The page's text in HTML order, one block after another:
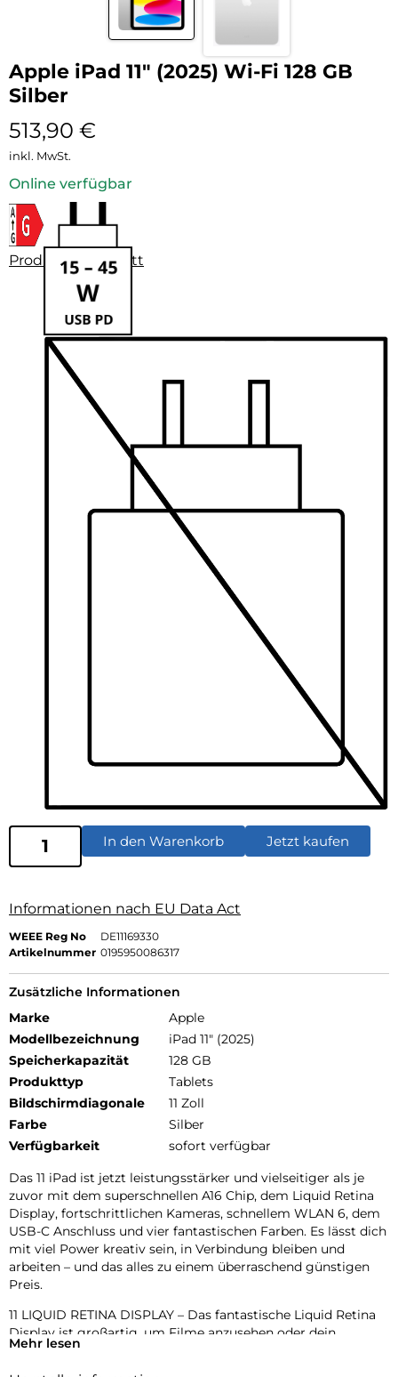
Apple iPad 11″ (2025) Wi-Fi 128 GB
Silber
513,90 €
inkl. MwSt.
Online verfügbar
Produktdatenblatt
In den Warenkorb Jetzt kaufen
Informationen nach EU Data Act
WEEE Reg No
DE11169330
Artikelnummer 0195950086317
Zusätzliche Informationen
Marke
Apple
Modellbezeichnung
iPad 11" (2025)
Speicherkapazität
128 GB
Produkttyp
Tablets
Bildschirmdiagonale
11 Zoll
Farbe
Silber
Verfügbarkeit
sofort verfügbar
Das 11 iPad ist jetzt leistungsstärker und vielseitiger als je
zuvor mit dem superschnellen A16 Chip, dem Liquid Retina
Display, fortschrittlichen Kameras, schnellem WLAN 6, dem
USB-C Anschluss und vier fantastischen Farben. Es lässt dich
mit viel Power kreativ sein, in Verbindung bleiben und
arbeiten – und das alles zu einem überraschend günstigen
Preis.
11 LIQUID RETINA DISPLAY – Das fantastische Liquid Retina
Display ist großartig, um Filme anzusehen oder dein
nächstes Meisterwerk zu zeichnen. True Tone passt das
Mehr lesen